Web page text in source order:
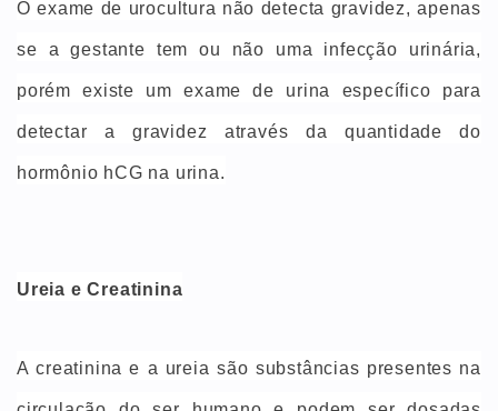
O exame de urocultura não detecta gravidez, apenas
se a gestante tem ou não uma infecção urinária,
porém existe um exame de urina específico para
detectar a gravidez através da quantidade do
hormônio hCG na urina.
Ureia e Creatinina
A creatinina e a ureia são substâncias presentes na